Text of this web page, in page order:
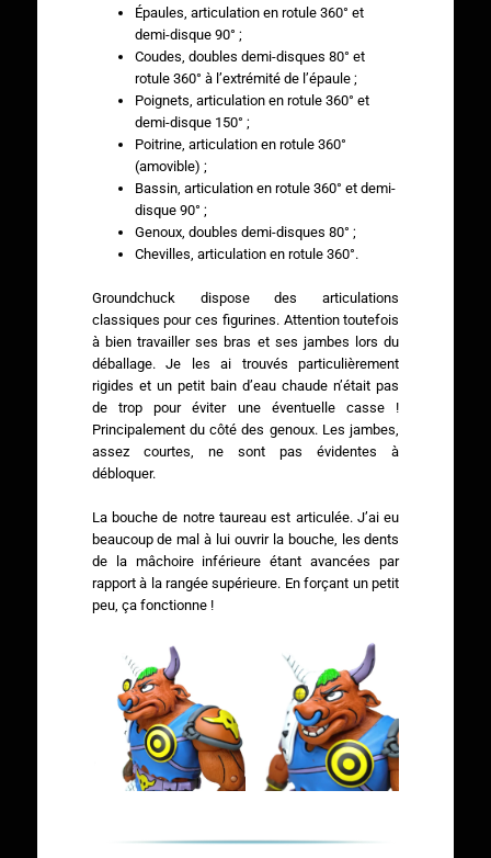
Épaules, articulation en rotule 360° et
demi-disque 90° ;
Coudes, doubles demi-disques 80° et
rotule 360° à l’extrémité de l’épaule ;
Poignets, articulation en rotule 360° et
demi-disque 150° ;
Poitrine, articulation en rotule 360°
(amovible) ;
Bassin, articulation en rotule 360° et demi-
disque 90° ;
Genoux, doubles demi-disques 80° ;
Chevilles, articulation en rotule 360°.
Groundchuck dispose des articulations
classiques pour ces figurines. Attention toutefois
à bien travailler ses bras et ses jambes lors du
déballage. Je les ai trouvés particulièrement
rigides et un petit bain d’eau chaude n’était pas
de trop pour éviter une éventuelle casse !
Principalement du côté des genoux. Les jambes,
assez courtes, ne sont pas évidentes à
débloquer.
La bouche de notre taureau est articulée. J’ai eu
beaucoup de mal à lui ouvrir la bouche, les dents
de la mâchoire inférieure étant avancées par
rapport à la rangée supérieure. En forçant un petit
peu, ça fonctionne !